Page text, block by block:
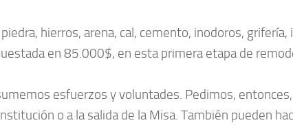
hierros, arena, cal, cemento, inodoros,
en 85.000$, en esta primera etapa de
esfuerzos y voluntades. Pedimos,
o a la salida de la Misa. También pueden